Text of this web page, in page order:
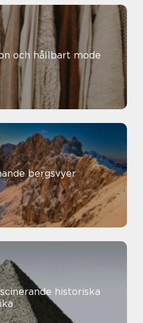
och hållbart mode
bergsvyer
historiska